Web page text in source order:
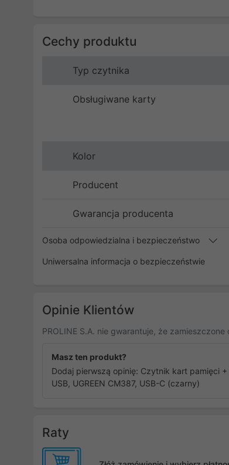
Cechy produktu
Typ czytnika
Obsługiwane karty
Kolor
Producent
Gwarancja producenta
Osoba odpowiedzialna i bezpieczeństwo
Uniwersalna informacja o bezpieczeństwie
Opinie Klientów
PROLINE S.A. nie gwarantuje, że
Masz ten produkt?
Dodaj pierwszą opinię: Czytnik kart pamięci +
USB, UGREEN CM387, USB-C (czarny)
Raty